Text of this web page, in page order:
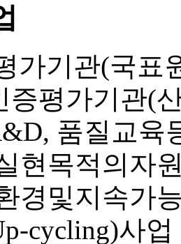
가기관(국표
평가기관(
품질교육
현목적의자
경및지속가
cycling)사업